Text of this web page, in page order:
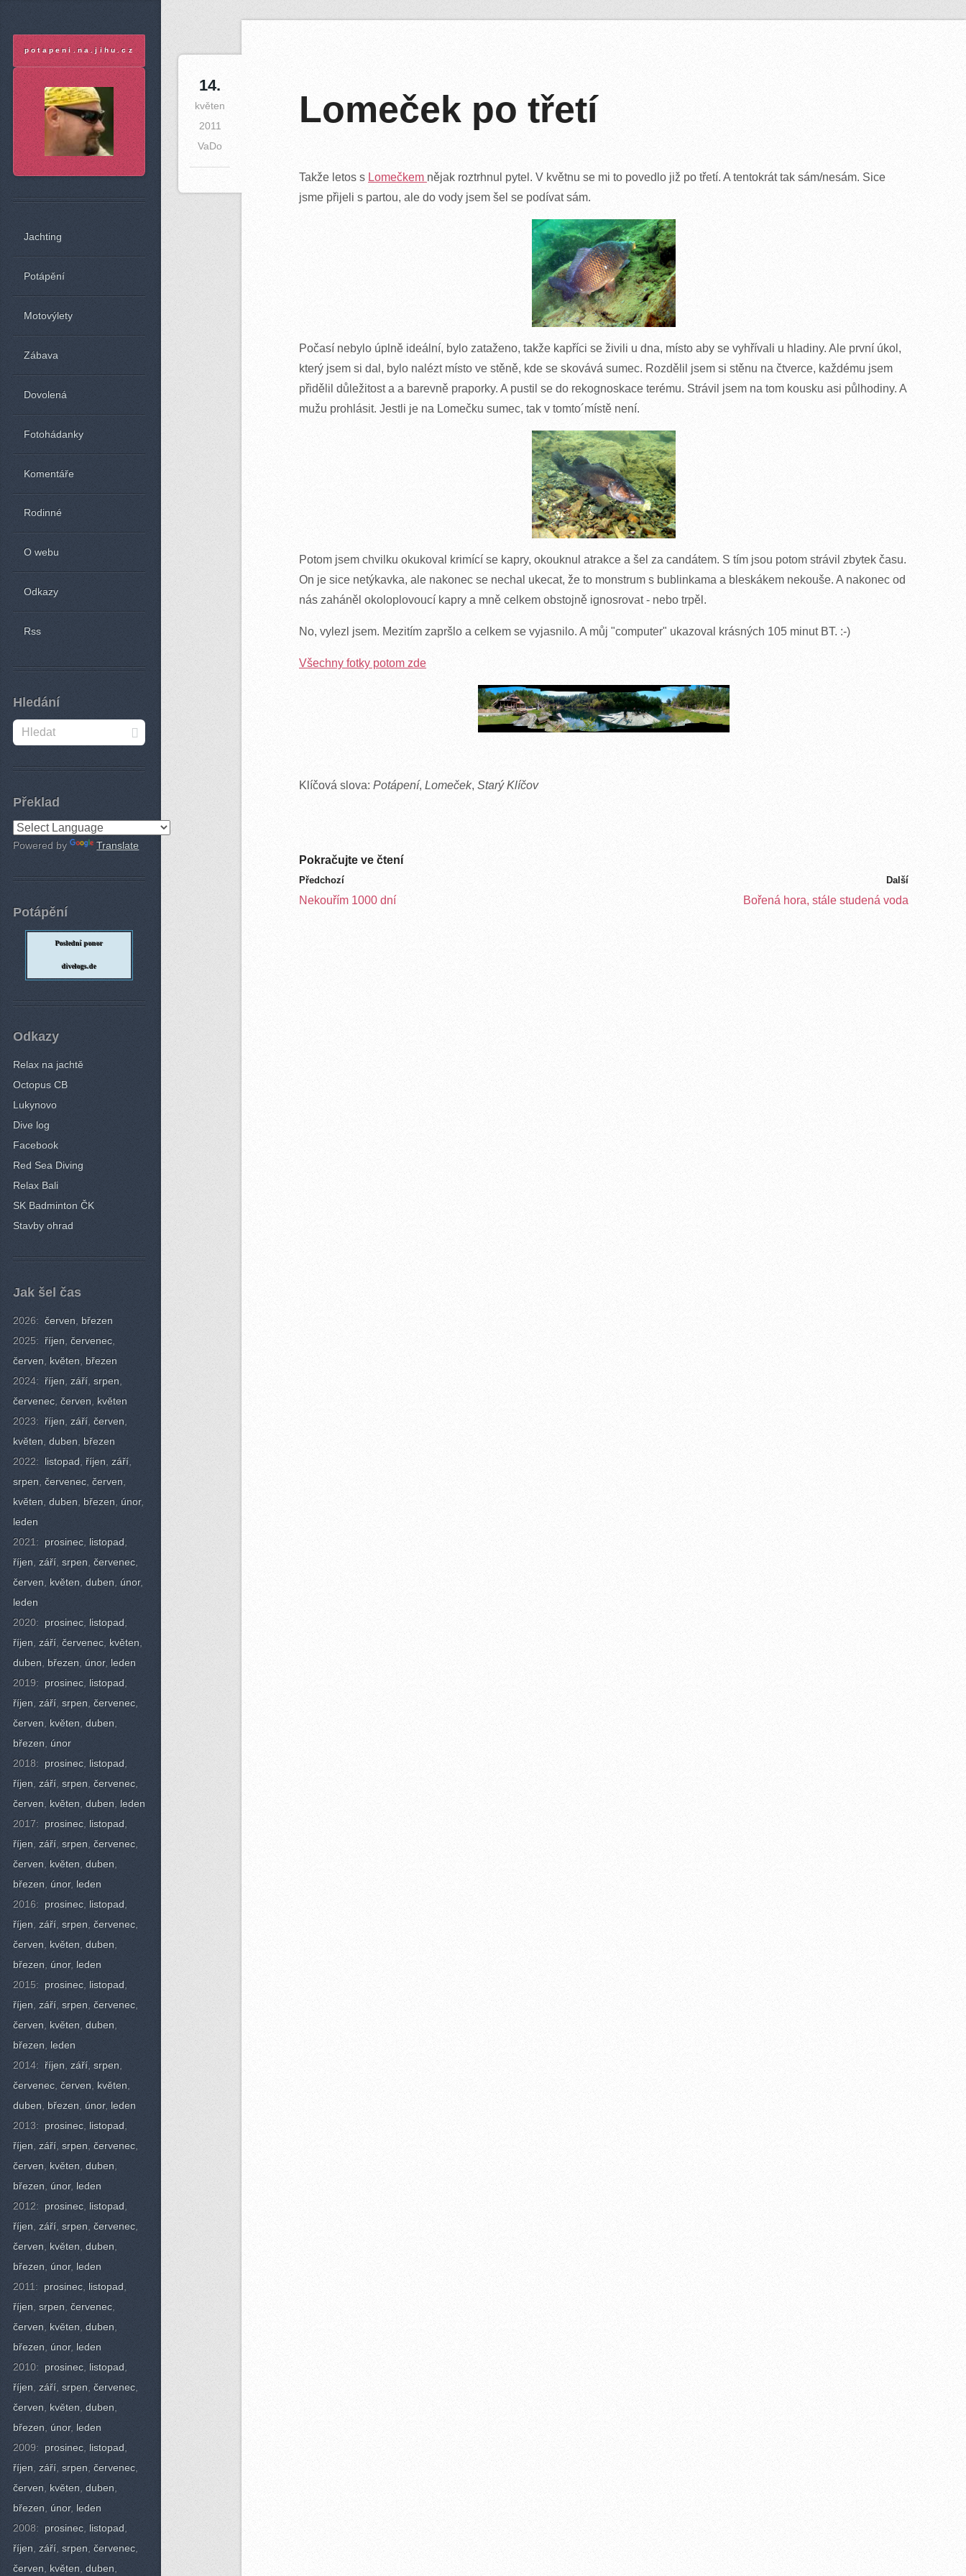
Lomeček po třetí
14.
květen
2011
VaDo
Takže letos s Lomečkem nějak roztrhnul pytel. V květnu se mi to povedlo již po třetí. A tentokrát tak sám/nesám. Sice
jsme přijeli s partou, ale do vody jsem šel se podívat sám.
Počasí nebylo úplně ideální, bylo zataženo, takže kapříci se živili u dna, místo aby se vyhřívali u hladiny. Ale první úkol,
který jsem si dal, bylo nalézt místo ve stěně, kde se skovává sumec. Rozdělil jsem si stěnu na čtverce, každému jsem
přidělil důležitost a a barevně praporky. A pustil se do rekognoskace terému. Strávil jsem na tom kousku asi půlhodiny. A
mužu prohlásit. Jestli je na Lomečku sumec, tak v tomto´místě není.
Potom jsem chvilku okukoval krimící se kapry, okouknul atrakce a šel za candátem. S tím jsou potom strávil zbytek času.
On je sice netýkavka, ale nakonec se nechal ukecat, že to monstrum s bublinkama a bleskákem nekouše. A nakonec od
nás zaháněl okoloplovoucí kapry a mně celkem obstojně ignosrovat - nebo trpěl.
No, vylezl jsem. Mezitím zapršlo a celkem se vyjasnilo. A můj "computer" ukazoval krásných 105 minut BT. :-)
Všechny fotky potom zde
Klíčová slova: Potápení, Lomeček, Starý Klíčov
Pokračujte ve čtení
Další
Bořená hora, stále studená voda
Předchozí
Nekouřím 1000 dní
potapeni.na.jihu.cz
Jachting
Potápění
Motovýlety
Zábava
Dovolená
Fotohádanky
Komentáře
Rodinné
O webu
Odkazy
Rss
Hledání
Překlad
Powered by Translate
Potápění
Poslední ponor
divelogs.de
Odkazy
Relax na jachtě
Octopus CB
Lukynovo
Dive log
Facebook
Red Sea Diving
Relax Bali
SK Badminton ČK
Stavby ohrad
Jak šel čas
2026:červen, březen
2025:říjen,červenec,
červen, květen, březen
2024:říjen,září,srpen,
červenec,červen, květen
2023:říjen,září,červen,
květen,duben, březen
2022: listopad,říjen,září,
srpen,červenec,červen,
květen,duben, březen,únor,
leden
2021:prosinec, listopad,
říjen,září,srpen,červenec,
červen, květen,duben,únor,
leden
2020:prosinec, listopad,
říjen,září,červenec, květen,
duben, březen,únor, leden
2019:prosinec, listopad,
říjen,září,srpen,červenec,
červen, květen,duben,
březen,únor
2018:prosinec, listopad,
říjen,září,srpen,červenec,
červen, květen,duben, leden
2017:prosinec, listopad,
říjen,září,srpen,červenec,
červen, květen,duben,
březen,únor, leden
2016:prosinec, listopad,
říjen,září,srpen,červenec,
červen, květen,duben,
březen,únor, leden
2015:prosinec, listopad,
říjen,září,srpen,červenec,
červen, květen,duben,
březen, leden
2014:říjen,září,srpen,
červenec,červen, květen,
duben, březen,únor, leden
2013:prosinec, listopad,
říjen,září,srpen,červenec,
červen, květen,duben,
březen,únor, leden
2012:prosinec, listopad,
říjen,září,srpen,červenec,
červen, květen,duben,
březen,únor, leden
2011:prosinec, listopad,
říjen,srpen,červenec,
červen, květen,duben,
březen,únor, leden
2010:prosinec, listopad,
říjen,září,srpen,červenec,
červen, květen,duben,
březen,únor, leden
2009:prosinec, listopad,
říjen,září,srpen,červenec,
červen, květen,duben,
březen,únor, leden
2008:prosinec, listopad,
říjen,září,srpen,červenec,
červen, květen,duben,